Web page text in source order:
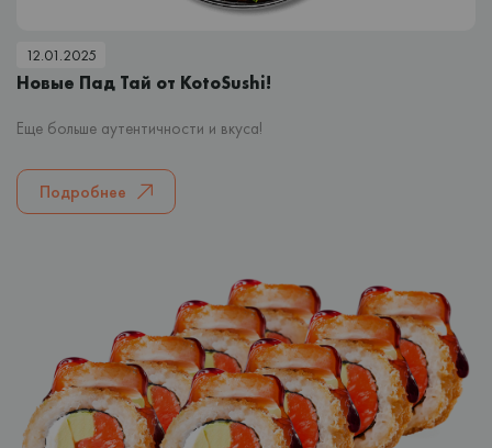
12.01.2025
Новые Пад Тай от KotoSushi!
Еще больше аутентичности и вкуса!
Подробнее